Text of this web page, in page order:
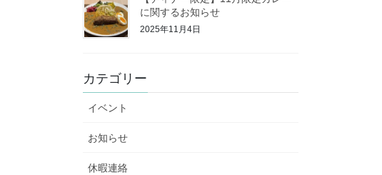
に関するお知らせ
2025年11月4日
カテゴリー
イベント
お知らせ
休暇連絡